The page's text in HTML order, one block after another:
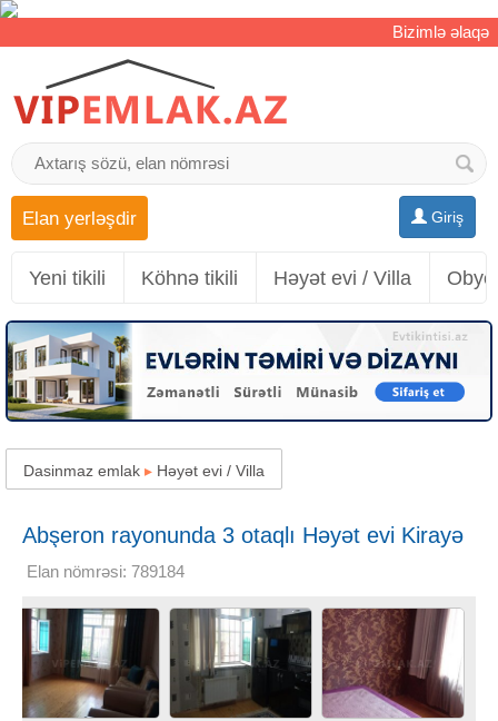
Bizimlə əlaqə
Giriş
Elan yerləşdir
Yeni tikili Köhnə tikili Həyət evi / Villa
Dasinmaz emlak ▸ Həyət evi / Villa
Abşeron rayonunda 3 otaqlı Həyət evi Kirayə
verilir, 65 m²
Elan nömrəsi: 789184